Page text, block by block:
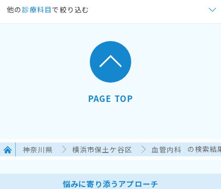
他の 診療科目で絞り込む
PAGE TOP
神奈川県 横浜市保土ケ谷区 血管内科 の検索結
悩みに寄り添うアプローチ